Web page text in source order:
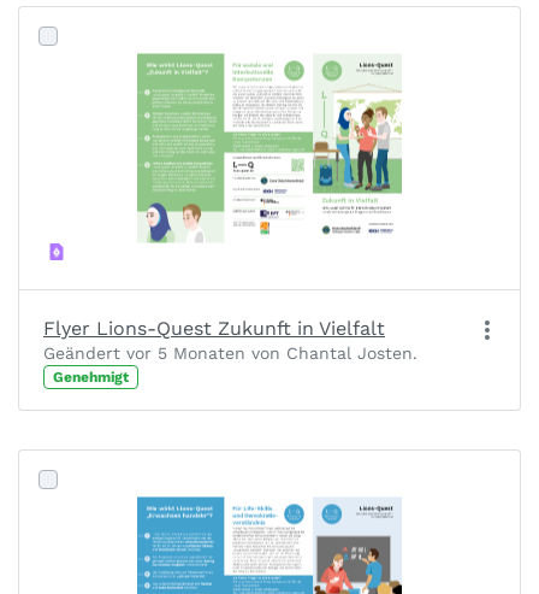
Flyer Lions-Quest Zukunft in Vielfalt
Geändert vor 5 Monaten von Chantal Josten.
Genehmigt